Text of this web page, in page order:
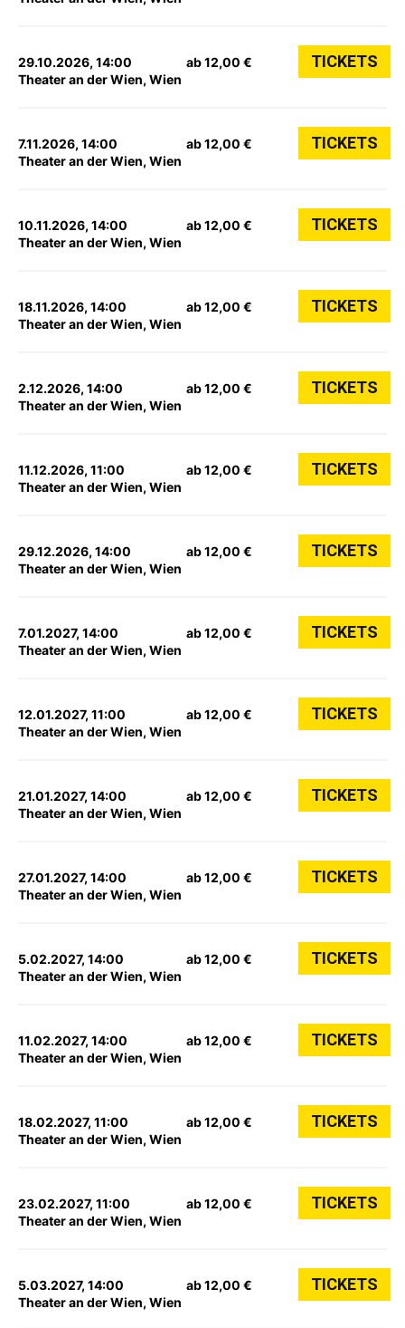
29.10.2026, 14:00
Theater an der Wien, Wien
ab 12,00 € TICKETS
7.11.2026, 14:00
Theater an der Wien, Wien
ab 12,00 € TICKETS
10.11.2026, 14:00
Theater an der Wien, Wien
ab 12,00 € TICKETS
18.11.2026, 14:00
Theater an der Wien, Wien
ab 12,00 € TICKETS
2.12.2026, 14:00
Theater an der Wien, Wien
ab 12,00 € TICKETS
11.12.2026, 11:00
Theater an der Wien, Wien
ab 12,00 € TICKETS
29.12.2026, 14:00
Theater an der Wien, Wien
ab 12,00 € TICKETS
7.01.2027, 14:00
Theater an der Wien, Wien
ab 12,00 € TICKETS
12.01.2027, 11:00
Theater an der Wien, Wien
ab 12,00 € TICKETS
21.01.2027, 14:00
Theater an der Wien, Wien
ab 12,00 € TICKETS
27.01.2027, 14:00
Theater an der Wien, Wien
ab 12,00 € TICKETS
5.02.2027, 14:00
Theater an der Wien, Wien
ab 12,00 € TICKETS
11.02.2027, 14:00
Theater an der Wien, Wien
ab 12,00 € TICKETS
18.02.2027, 11:00
Theater an der Wien, Wien
ab 12,00 € TICKETS
23.02.2027, 11:00
Theater an der Wien, Wien
ab 12,00 € TICKETS
5.03.2027, 14:00
Theater an der Wien, Wien
ab 12,00 € TICKETS